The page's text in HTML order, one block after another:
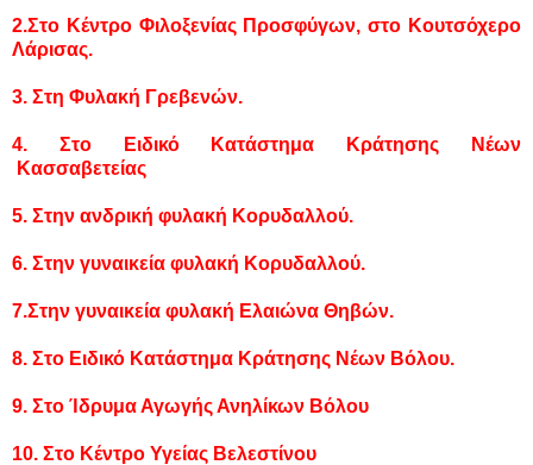
2.Στο Κέντρο Φιλοξενίας Προσφύγων, στο Κουτσόχερο
Λάρισας.
3. Στη Φυλακή Γρεβενών.
4. Στο Ειδικό Κατάστημα Κράτησης Νέων
Κασσαβετείας
5. Στην ανδρική φυλακή Κορυδαλλού.
6. Στην γυναικεία φυλακή Κορυδαλλού.
7.Στην γυναικεία φυλακή Ελαιώνα Θηβών.
8. Στο Ειδικό Κατάστημα Κράτησης Νέων Βόλου.
9. Στο Ίδρυμα Αγωγής Ανηλίκων Βόλου
10. Στο Κέντρο Υγείας Βελεστίνου